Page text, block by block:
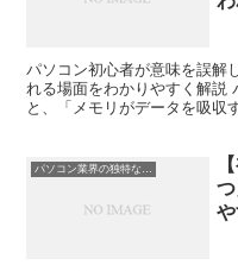
パソコン初心者が意味を誤解
れる場面をわかりやすく解説
と、「メモリがデータを吸収